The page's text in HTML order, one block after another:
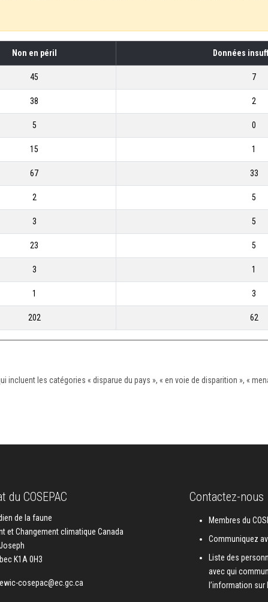
Non en péril Données
45 7
38 2
5 0
15 1
67 33
2 5
3 5
23 5
3 1
1 3
202 62
incluent les catégories « disparue du pays », « en voie de disparition », «
du COSEPAC
de la faune
et Changement climatique Canada
K1A 0H3
cosepac@ec.gc.ca
Contactez-nous
Membres du
Communiquez
Liste des
avec qui
l’information sur